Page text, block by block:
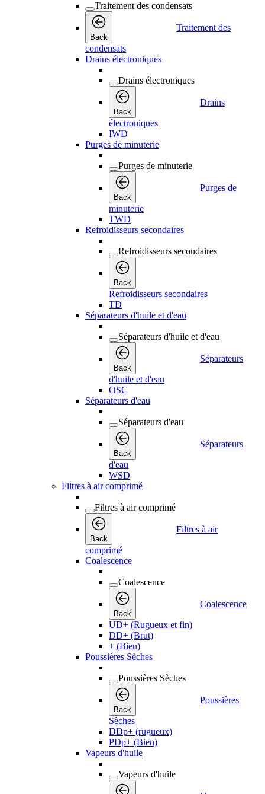
Traitement des condensats
Back
Traitement des
condensats
Drains électroniques
Drains électroniques
Back
Drains
électroniques
IWD
Purges de minuterie
Purges de minuterie
Back
Purges de
minuterie
TWD
Refroidisseurs secondaires
Refroidisseurs secondaires
Back
Refroidisseurs secondaires
TD
Séparateurs d'huile et d'eau
Séparateurs d'huile et d'eau
Back
Séparateurs
d'huile et d'eau
OSC
Séparateurs d'eau
Séparateurs d'eau
Back
Séparateurs
d'eau
WSD
Filtres à air comprimé
Filtres à air comprimé
Back
Filtres à air
comprimé
Coalescence
Coalescence
Back
Coalescence
UD+ (Rugueux et fin)
DD+ (Brut)
+ (Bien)
Poussières Sèches
Poussières Sèches
Back
Poussières
Sèches
DDp+ (rugueux)
PDp+ (Bien)
Vapeurs d'huile
Vapeurs d'huile